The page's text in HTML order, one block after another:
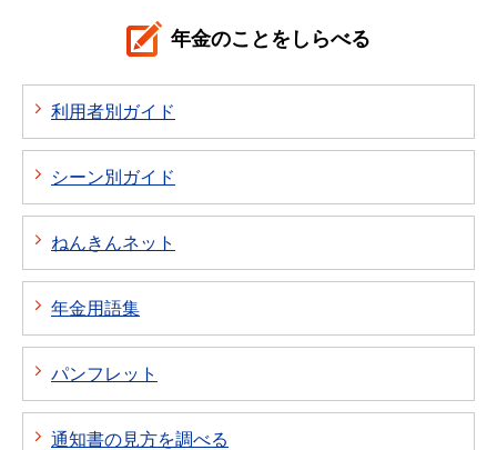
年金のことをしらべる
利用者別ガイド
シーン別ガイド
ねんきんネット
年金用語集
パンフレット
通知書の見方を調べる